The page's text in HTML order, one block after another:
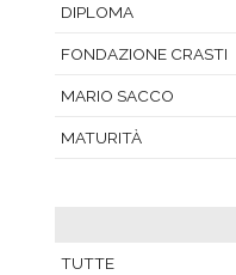
DIPLOMA
FONDAZIONE CRASTI
MARIO SACCO
MATURITÀ
TUTTE